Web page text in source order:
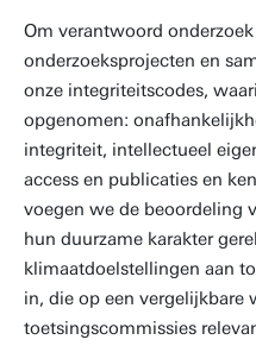
Om verantwoord
onderzoeksprojecten en
onze integriteitscodes,
opgenomen:
integriteit, intellectueel
access en publicaties en
voegen we de beoordeling
hun duurzame karakter
klimaatdoelstellingen aan
in, die op een vergelijkbare
toetsingscommissies